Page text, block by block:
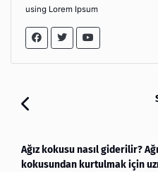
using Lorem Ipsum
Ağız kokusu nasıl giderilir?
kokusundan kurtulmak için